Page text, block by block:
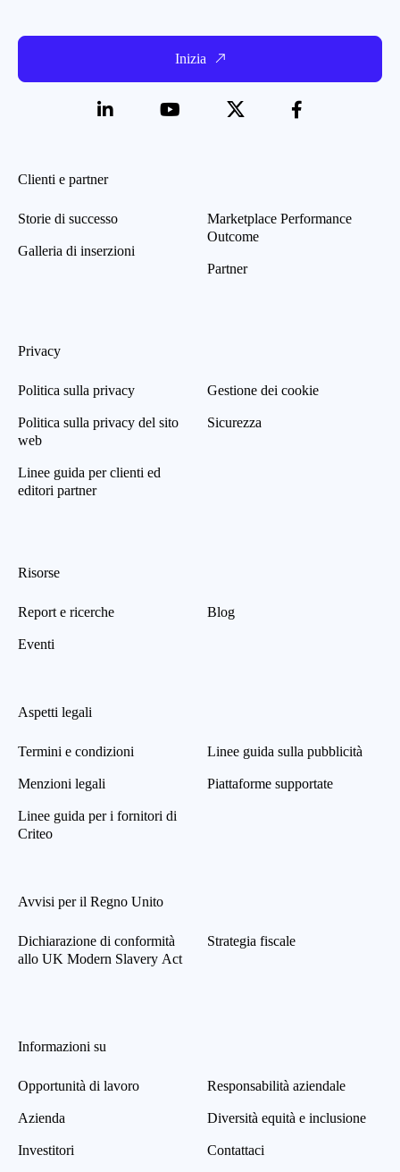
Inizia
Clienti e partner
Storie di successo
Galleria di inserzioni
Marketplace Performance
Outcome
Partner
Privacy
Politica sulla privacy
Politica sulla privacy del sito
web
Linee guida per clienti ed
editori partner
Gestione dei cookie
Sicurezza
Risorse
Report e ricerche
Eventi
Blog
Aspetti legali
Termini e condizioni
Menzioni legali
Linee guida per i fornitori di
Criteo
Linee guida sulla pubblicità
Piattaforme supportate
Avvisi per il Regno Unito
Dichiarazione di conformità
allo UK Modern Slavery Act
Strategia fiscale
Informazioni su
Opportunità di lavoro
Azienda
Investitori
Responsabilità aziendale
Diversità equità e inclusione
Contattaci